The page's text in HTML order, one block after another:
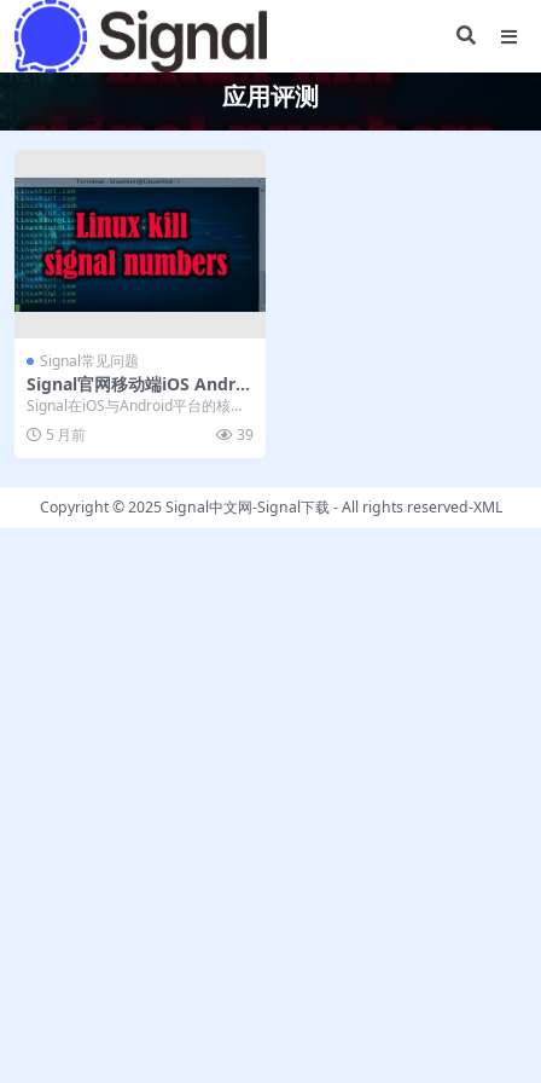
应用评测
Signal常见问题
Signal官网移动端iOS Androi
d差异比较分析
Signal在iOS与Android平台的核心
加密功能一致，但存在关键差异。A
n... 5 月前 39
Copyright © 2025Signal中文网-Signal下载- All rights reserved-XML